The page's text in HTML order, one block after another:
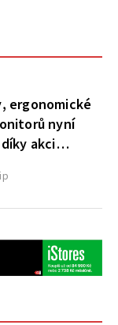
ergonomické
nyní
akci